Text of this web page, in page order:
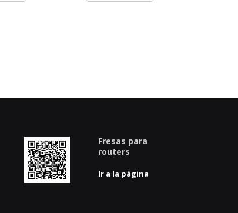
Fresas para
routers
Ir a la página